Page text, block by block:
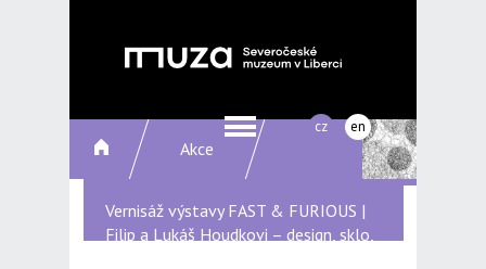
cz en
Akce
Vernisáž výstavy FAST & FURIOUS |
Filip a Lukáš Houdkovi – design, sklo,